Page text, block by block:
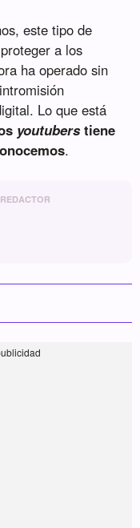
este tipo de
a los
ha operado sin
Lo que está
youtuberstiene
.
REDACTOR